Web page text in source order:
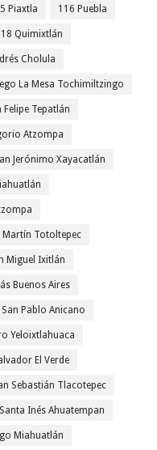
Piaxtla 116 Puebla
Quimixtlán
Cholula
La Mesa Tochimiltzingo
Felipe Tepatlán
Atzompa
Jerónimo Xayacatlán
Martín Totoltepec
Miguel Ixitlán
Buenos Aires
San Pablo Anicano
Yeloixtlahuaca
El Verde
Sebastián Tlacotepec
Inés Ahuatempan
Miahuatlán